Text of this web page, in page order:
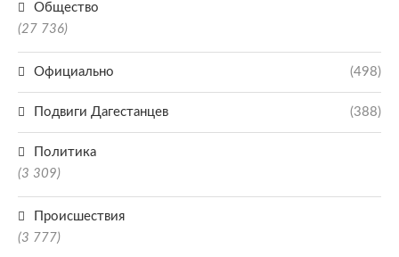
Общество
(27 736)
Официально (498)
Подвиги Дагестанцев (388)
Политика
(3 309)
Происшествия
(3 777)